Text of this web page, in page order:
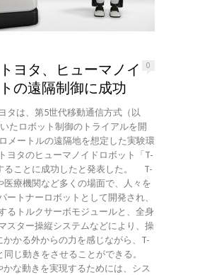
0
ヨタ、ヒューマノイ
の遠隔制御に成功
タは、第5世代移動通信方式（以
たロボット制御のトライアルを開
メートルの遠隔地を想定した実験環
ヨタのヒューマノイドロボット「T-
ることに成功したと発表した。 T-
医療機関など多くの場面で、人々を
ートナーロボットとして開発され、
るトルクサーボモジュールと、全身
スター操縦システムなどにより、操
かかる外からの力を感じながら、T-
同じ動きをさせることができる。
かな動きを実現するためには、シス